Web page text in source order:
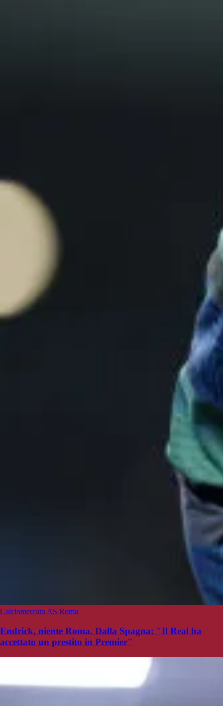
Calciomercato AS Roma
Endrick, niente Roma. Dalla Spagna: "Il Real ha
accettato un prestito in Premier"